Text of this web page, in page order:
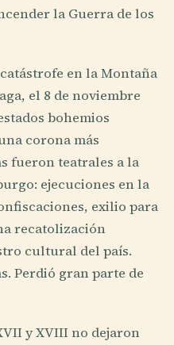
la Guerra de los
en la Montaña
el 8 de noviembre
bohemios
corona más
fueron teatrales a la
ejecuciones en la
exilio para
recatolización
cultural del país.
Perdió gran parte de
y XVIII no dejaron